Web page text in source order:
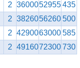
2 3600052955435
2 3826056260500
2 4290063000585
2 4916072300730